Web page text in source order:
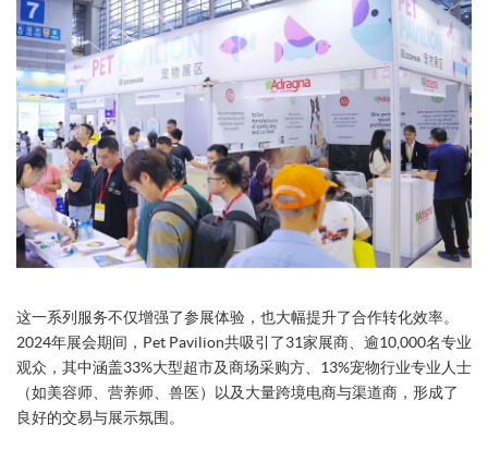
这一系列服务不仅增强了参展体验，也大幅提升了合作转化效率。
2024年展会期间，Pet Pavilion共吸引了31家展商、逾10,000名专业
观众，其中涵盖33%大型超市及商场采购方、13%宠物行业专业人士
（如美容师、营养师、兽医）以及大量跨境电商与渠道商，形成了
良好的交易与展示氛围。